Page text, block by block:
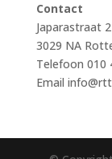
Contact
Japarastraat 2
3029 NA
Telefoon 010
Email